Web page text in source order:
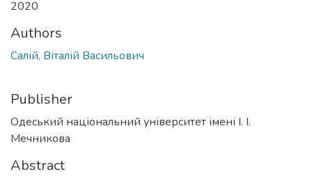
2020
Authors
Салій, Віталій Васильович
Publisher
Одеський національний університет імені І. І.
Мечникова
Abstract